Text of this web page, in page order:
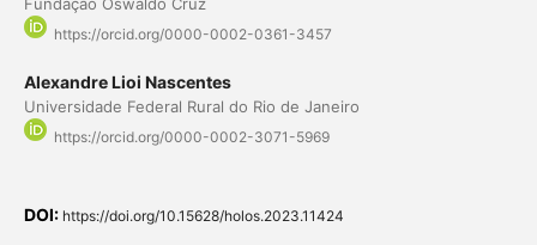
https://orcid.org/0000-0002-0361-3457
Alexandre Lioi Nascentes
Universidade Federal Rural do Rio de Janeiro
https://orcid.org/0000-0002-3071-5969
DOI: https://doi.org/10.15628/holos.2023.11424